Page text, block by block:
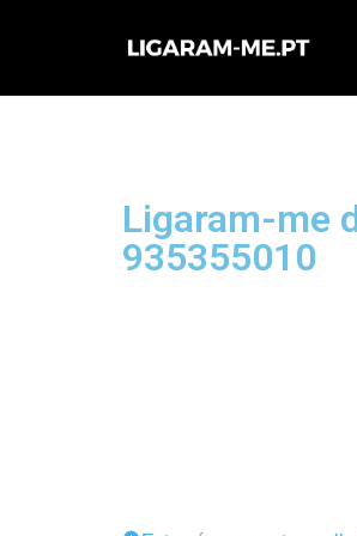
para
Ligaram-me
935355010